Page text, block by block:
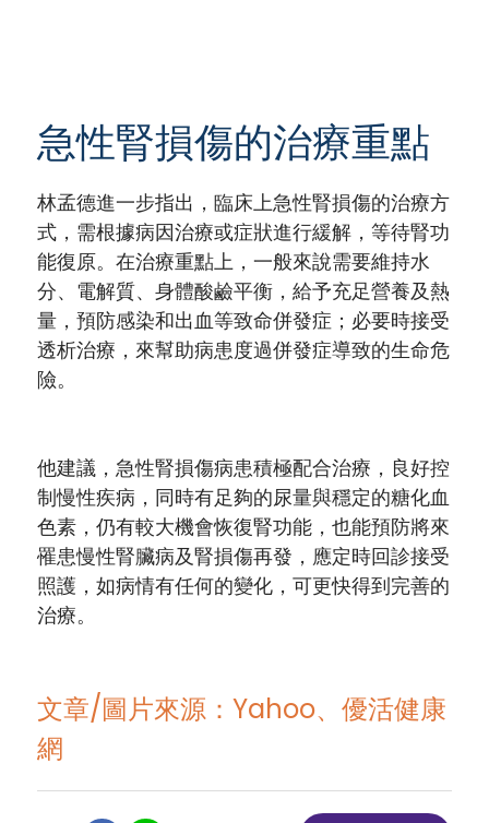
急性腎損傷的治療重點
林孟德進一步指出，臨床上急性腎損傷的治療方
式，需根據病因治療或症狀進行緩解，等待腎功
能復原。在治療重點上，一般來說需要維持水
分、電解質、身體酸鹼平衡，給予充足營養及熱
量，預防感染和出血等致命併發症；必要時接受
透析治療，來幫助病患度過併發症導致的生命危
險。
他建議，急性腎損傷病患積極配合治療，良好控
制慢性疾病，同時有足夠的尿量與穩定的糖化血
色素，仍有較大機會恢復腎功能，也能預防將來
罹患慢性腎臟病及腎損傷再發，應定時回診接受
照護，如病情有任何的變化，可更快得到完善的
治療。
文章/圖片來源：Yahoo、優活健康
網